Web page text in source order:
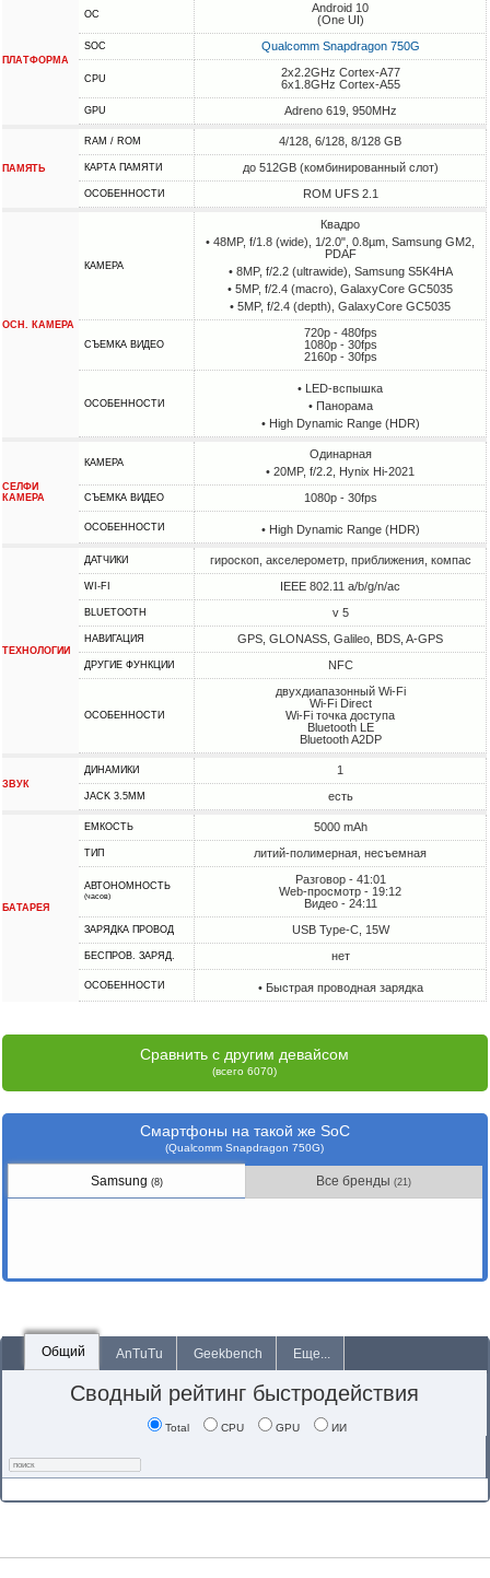
ПЛАТФОРМА
ОС
Android 10
(One UI)
SOC Qualcomm Snapdragon 750G
CPU
2x2.2GHz Cortex-A77
6x1.8GHz Cortex-A55
GPU Adreno 619, 950MHz
ПАМЯТЬ
RAM / ROM 4/128, 6/128, 8/128 GB
КАРТА ПАМЯТИ до 512GB (комбинированный слот)
ОСОБЕННОСТИ ROM UFS 2.1
ОСН. КАМЕРА
КАМЕРА
Квадро
• 48MP, f/1.8 (wide), 1/2.0", 0.8µm, Samsung GM2,
PDAF
• 8MP, f/2.2 (ultrawide), Samsung S5K4HA
• 5MP, f/2.4 (macro), GalaxyCore GC5035
• 5MP, f/2.4 (depth), GalaxyCore GC5035
СЪЕМКА ВИДЕО
720p - 480fps
1080p - 30fps
2160p - 30fps
ОСОБЕННОСТИ
• LED-вспышка
• Панорама
• High Dynamic Range (HDR)
СЕЛФИ
КАМЕРА
КАМЕРА
Одинарная
• 20MP, f/2.2, Hynix Hi-2021
СЪЕМКА ВИДЕО 1080p - 30fps
ОСОБЕННОСТИ • High Dynamic Range (HDR)
ТЕХНОЛОГИИ
ДАТЧИКИ гироскоп, акселерометр, приближения, компас
WI-FI IEEE 802.11 a/b/g/n/ac
BLUETOOTH v 5
НАВИГАЦИЯ GPS, GLONASS, Galileo, BDS, A-GPS
ДРУГИЕ ФУНКЦИИ NFC
ОСОБЕННОСТИ
двухдиапазонный Wi-Fi
Wi-Fi Direct
Wi-Fi точка доступа
Bluetooth LE
Bluetooth A2DP
ЗВУК
ДИНАМИКИ 1
JACK 3.5MM есть
БАТАРЕЯ
ЕМКОСТЬ 5000 mAh
ТИП литий-полимерная, несъемная
АВТОНОМНОСТЬ
(часов)
Разговор - 41:01
Web-просмотр - 19:12
Видео - 24:11
ЗАРЯДКА ПРОВОД USB Type-C, 15W
БЕСПРОВ. ЗАРЯД. нет
ОСОБЕННОСТИ • Быстрая проводная зарядка
Сравнить с другим девайсом
(всего 6070)
Смартфоны на такой же SoC
(Qualcomm Snapdragon 750G)
Samsung (8) Все бренды(21)
Общий AnTuTu Geekbench Еще...
Сводный рейтинг быстродействия
Total CPU GPU ИИ